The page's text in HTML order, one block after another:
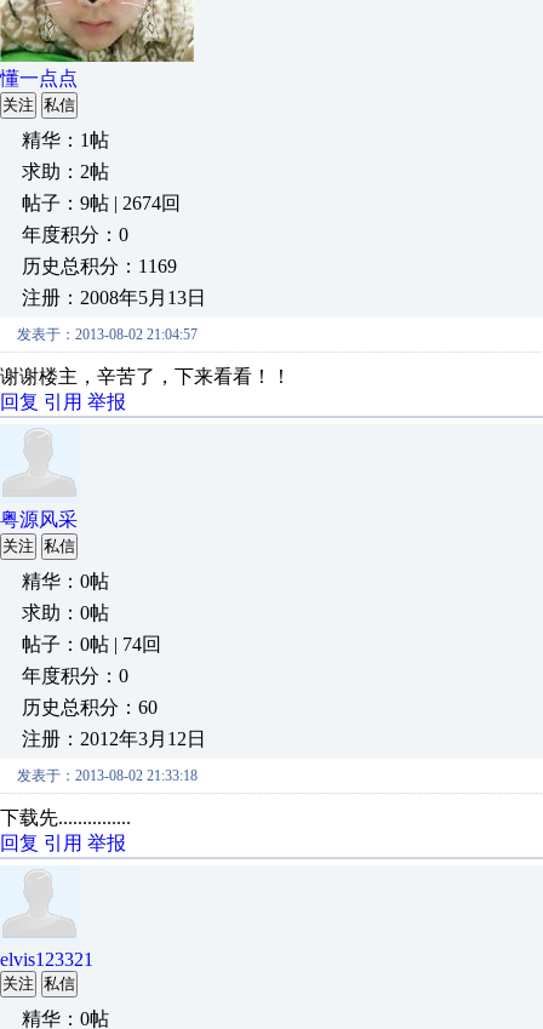
懂一点点
关注 私信
精华：1帖
求助：2帖
帖子：9帖 | 2674回
年度积分：0
历史总积分：1169
注册：2008年5月13日
发表于：2013-08-02 21:04:57
谢谢楼主，辛苦了，下来看看！！
回复 引用 举报
粤源风采
关注 私信
精华：0帖
求助：0帖
帖子：0帖 | 74回
年度积分：0
历史总积分：60
注册：2012年3月12日
发表于：2013-08-02 21:33:18
下载先...............
回复 引用 举报
elvis123321
关注 私信
精华：0帖